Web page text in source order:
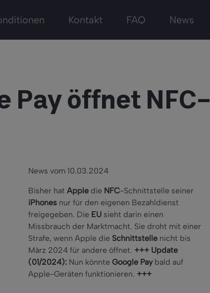
Kontakt FAQ News
Pay öffnet NFC-
News vom 10.03.2024
Bisher hat Appledie NFC-Schnittstelle seiner
iPhonesnur für den eigenen Bezahldienst
freigegeben. Die EUsieht darin einen
Missbrauch der Marktmacht. Sie droht mit einer
Strafe, wenn Apple die Schnittstellenicht bis
März 2024 für andere öffnet. +++ Update
(01/2024):Nun könnte Google Paybald auf
Apple-Geräten funktionieren. +++